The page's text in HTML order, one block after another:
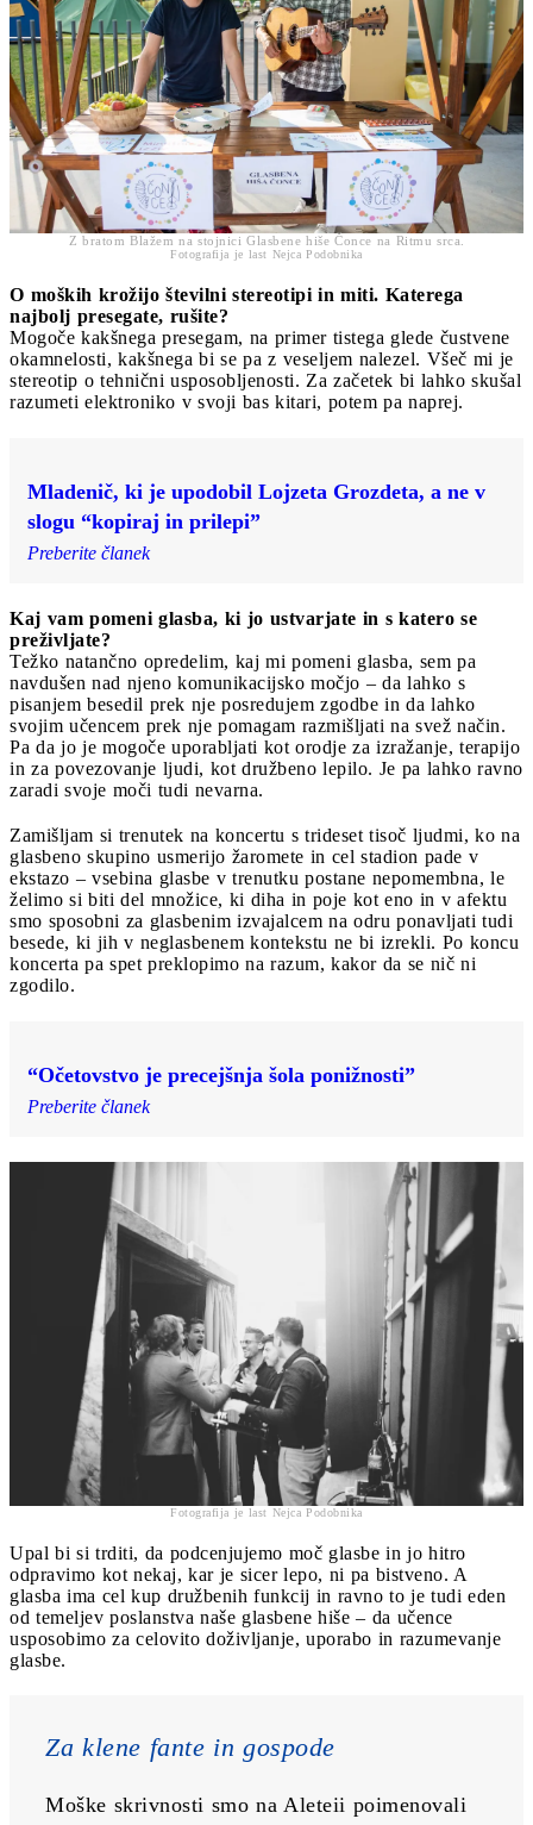
Z bratom Blažem na stojnici Glasbene hiše Čonce na Ritmu srca.
Fotografija je last Nejca Podobnika
O moških krožijo številni stereotipi in miti. Katerega
najbolj presegate, rušite?
Mogoče kakšnega presegam, na primer tistega glede čustvene
okamnelosti, kakšnega bi se pa z veseljem nalezel. Všeč mi je
stereotip o tehnični usposobljenosti. Za začetek bi lahko skušal
razumeti elektroniko v svoji bas kitari, potem pa naprej.
Mladenič, ki je upodobil Lojzeta Grozdeta, a ne v
slogu “kopiraj in prilepi”
Preberite članek
Kaj vam pomeni glasba, ki jo ustvarjate in s katero se
preživljate?
Težko natančno opredelim, kaj mi pomeni glasba, sem pa
navdušen nad njeno komunikacijsko močjo – da lahko s
pisanjem besedil prek nje posredujem zgodbe in da lahko
svojim učencem prek nje pomagam razmišljati na svež način.
Pa da jo je mogoče uporabljati kot orodje za izražanje, terapijo
in za povezovanje ljudi, kot družbeno lepilo. Je pa lahko ravno
zaradi svoje moči tudi nevarna.
Zamišljam si trenutek na koncertu s trideset tisoč ljudmi, ko na
glasbeno skupino usmerijo žaromete in cel stadion pade v
ekstazo – vsebina glasbe v trenutku postane nepomembna, le
želimo si biti del množice, ki diha in poje kot eno in v afektu
smo sposobni za glasbenim izvajalcem na odru ponavljati tudi
besede, ki jih v neglasbenem kontekstu ne bi izrekli. Po koncu
koncerta pa spet preklopimo na razum, kakor da se nič ni
zgodilo.
“Očetovstvo je precejšnja šola ponižnosti”
Preberite članek
Fotografija je last Nejca Podobnika
Upal bi si trditi, da podcenjujemo moč glasbe in jo hitro
odpravimo kot nekaj, kar je sicer lepo, ni pa bistveno. A
glasba ima cel kup družbenih funkcij in ravno to je tudi eden
od temeljev poslanstva naše glasbene hiše – da učence
usposobimo za celovito doživljanje, uporabo in razumevanje
glasbe.
Za klene fante in gospode
Moške skrivnosti smo na Aleteii poimenovali